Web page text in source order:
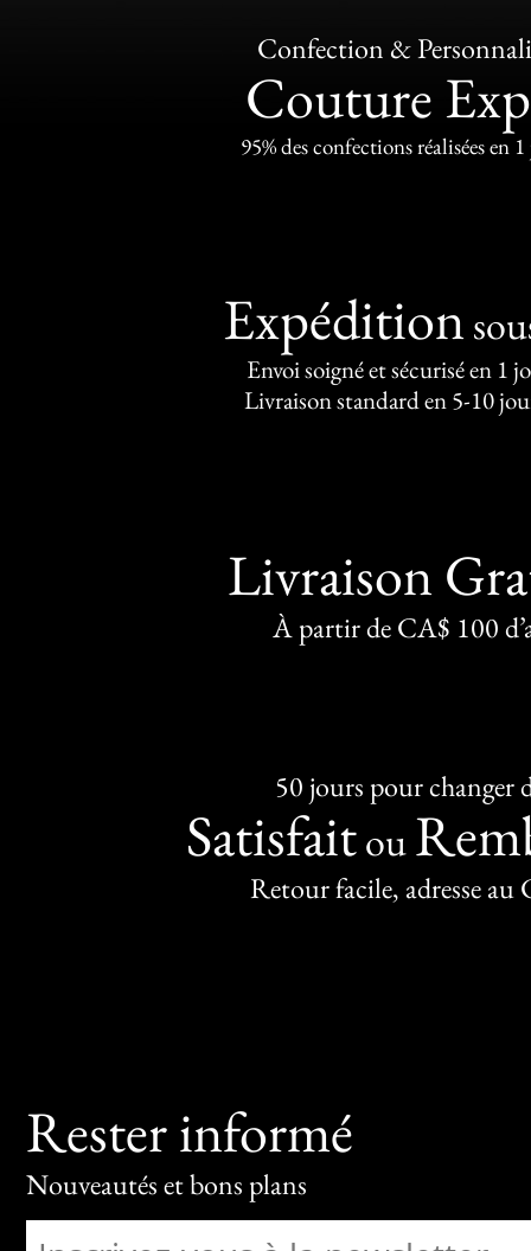
Confection &
Couture
95% des confections réalisées en
Expédition
Envoi soigné et sécurisé en 1
Livraison standard en 5-10
Livraison
À partir de CA$ 100
50 jours pour changer
Satisfaitou
Retour facile, adresse au
Rester informé
Nouveautés et bons plans